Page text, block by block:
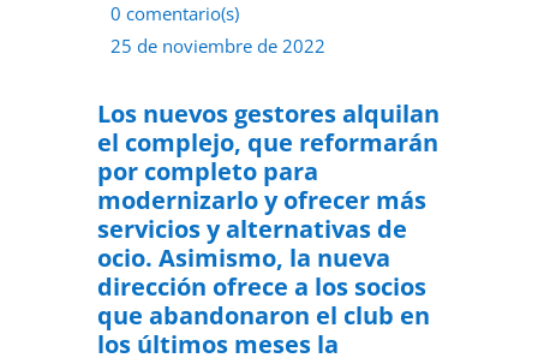
0 comentario(s)
25 de noviembre de 2022
Los nuevos gestores alquilan
el complejo, que reformarán
por completo para
modernizarlo y ofrecer más
servicios y alternativas de
ocio. Asimismo, la nueva
dirección ofrece a los socios
que abandonaron el club en
los últimos meses la